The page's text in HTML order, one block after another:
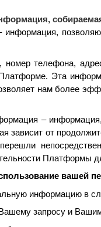
информация,
телефона,
Эта
нам более
–
зависит от
Платформы
вашей
информацию в
запросу и